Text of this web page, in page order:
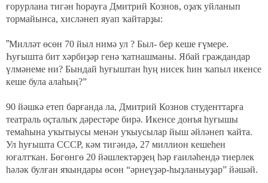
ғорурлана тигән һорауға Дмитрий Кознов, оҙаҡ уйланып
тормайынса, хисләнеп яуап ҡайтарҙы:
”Милләт өсөн 70 йыл нимә ул ? Был- бер кеше ғүмере.
Һуғышта бит хәрбиҙәр генә ҡатнашманы. Ябай граждандар
үлмәнеме ни? Бындай һуғыштан һуң нисек һин ҡапыл икенсе
кеше була алаһың?”
90 йәшкә етеп барғанда ла, Дмитрий Кознов студенттарға
театраль оҫталыҡ дәрестәре бирә. Икенсе донъя һуғышы
темаһына уҡытыусы менән уҡыусылар йыш әйләнеп ҡайта.
Ул һуғышта СССР, кәм тигәндә, 27 миллион кешеһен
юғалтҡан. Бөгөнгө 20 йәшлектәрҙең һәр ғаиләһендә тиерлек
һәләк булған яҡындары өсөн “әрнеүҙәр-һыҙланыуҙар” йәшәй.